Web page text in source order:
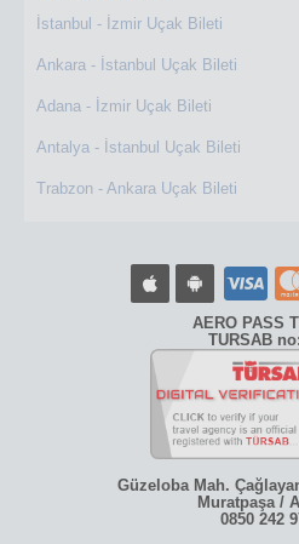
İstanbul - İzmir Uçak Bileti
Ankara - İstanbul Uçak Bileti
Adana - İzmir Uçak Bileti
Antalya - İstanbul Uçak Bileti
Trabzon - Ankara Uçak Bileti
AERO PASS
TURSAB
Güzeloba Mah.
Muratpaşa /
0850 242